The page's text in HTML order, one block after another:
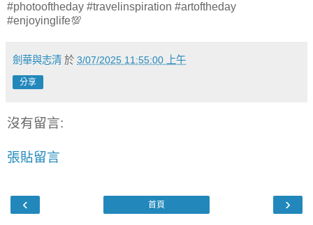
#photooftheday #travelinspiration #artoftheday
#enjoyinglife💯
劍華與志清 於 3/07/2025 11:55:00 上午
分享
沒有留言:
張貼留言
‹ ›
首頁